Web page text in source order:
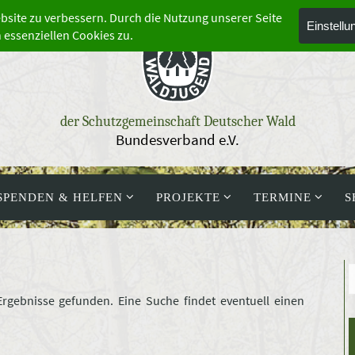
der Schutzgemeinschaft Deutscher Wald
Bundesverband e.V.
& HELFEN PROJEKTE TERMINE
gefunden. Eine Suche findet eventuell einen